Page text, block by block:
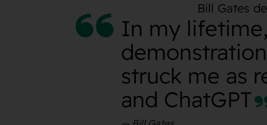
Bill Gates
In my
struck me as
and ChatGPT